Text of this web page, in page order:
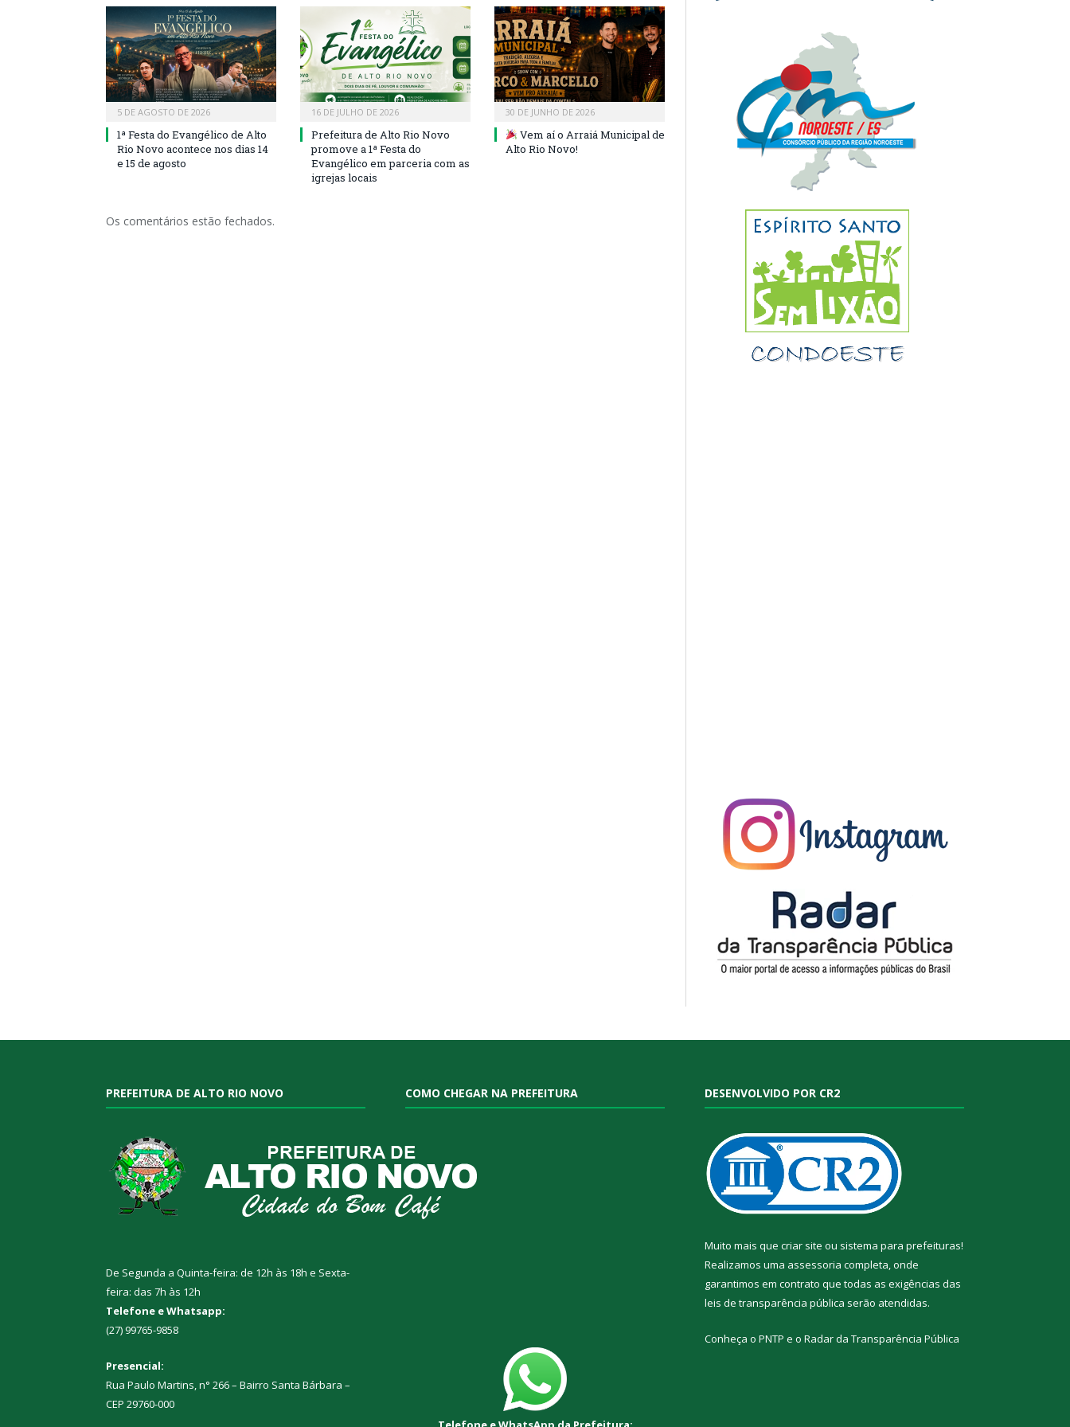
5 DE AGOSTO DE 2026
1ª Festa do Evangélico de Alto
Rio Novo acontece nos dias 14
e 15 de agosto
16 DE JULHO DE 2026
Prefeitura de Alto Rio Novo
promove a 1ª Festa do
Evangélico em parceria com as
igrejas locais
30 DE JUNHO DE 2026
Vem aí o Arraiá Municipal de
Alto Rio Novo!
Os comentários estão fechados.
PREFEITURA DE ALTO RIO NOVO
De Segunda a Quinta-feira: de 12h às 18h e Sexta-
feira: das 7h às 12h
Telefone e Whatsapp:
(27) 99765-9858
Presencial:
Rua Paulo Martins, n° 266 – Bairro Santa Bárbara –
CEP 29760-000
COMO CHEGAR NA PREFEITURA DESENVOLVIDO POR CR2
Muito mais que criar site ou sistema para prefeituras!
Realizamos uma assessoria completa, onde
garantimos em contrato que todas as exigências das
leis de transparência pública serão atendidas.
Conheça o PNTP e o Radar da Transparência Pública